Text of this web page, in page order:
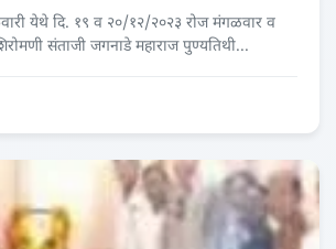
येथे दि. १९ व २०/१२/२०२३ रोज मंगळवार व
संताजी जगनाडे महाराज पुण्यतिथी...